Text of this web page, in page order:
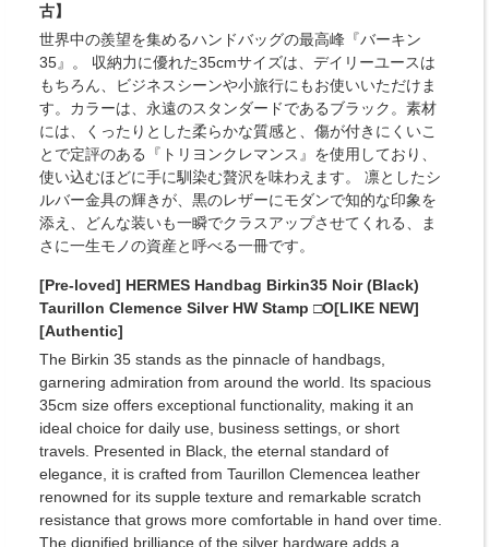
古】
世界中の羨望を集めるハンドバッグの最高峰『バーキン
35』。 収納力に優れた35cmサイズは、デイリーユースは
もちろん、ビジネスシーンや小旅行にもお使いいただけま
す。カラーは、永遠のスタンダードであるブラック。素材
には、くったりとした柔らかな質感と、傷が付きにくいこ
とで定評のある『トリヨンクレマンス』を使用しており、
使い込むほどに手に馴染む贅沢を味わえます。 凛としたシ
ルバー金具の輝きが、黒のレザーにモダンで知的な印象を
添え、どんな装いも一瞬でクラスアップさせてくれる、ま
さに一生モノの資産と呼べる一冊です。
[Pre-loved] HERMES Handbag Birkin35 Noir (Black)
Taurillon Clemence Silver HW Stamp □O[LIKE NEW]
[Authentic]
The Birkin 35 stands as the pinnacle of handbags,
garnering admiration from around the world. Its spacious
35cm size offers exceptional functionality, making it an
ideal choice for daily use, business settings, or short
travels. Presented in Black, the eternal standard of
elegance, it is crafted from Taurillon Clemencea leather
renowned for its supple texture and remarkable scratch
resistance that grows more comfortable in hand over time.
The dignified brilliance of the silver hardware adds a